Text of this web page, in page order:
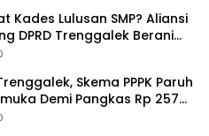
Kades Lulusan SMP? Aliansi
DPRD Trenggalek Berani
Legal Policy!
Skema PPPK Paruh
Demi Pangkas Rp 257